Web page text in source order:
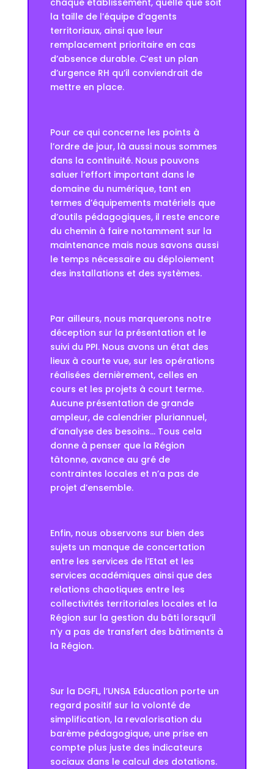
chaque établissement, quelle que soit
la taille de l’équipe d’agents
territoriaux, ainsi que leur
remplacement prioritaire en cas
d’absence durable. C’est un plan
d’urgence RH qu’il conviendrait de
mettre en place.
Pour ce qui concerne les points à
l’ordre de jour, là aussi nous sommes
dans la continuité. Nous pouvons
saluer l’effort important dans le
domaine du numérique, tant en
termes d’équipements matériels que
d’outils pédagogiques, il reste encore
du chemin à faire notamment sur la
maintenance mais nous savons aussi
le temps nécessaire au déploiement
des installations et des systèmes.
Par ailleurs, nous marquerons notre
déception sur la présentation et le
suivi du PPI. Nous avons un état des
lieux à courte vue, sur les opérations
réalisées dernièrement, celles en
cours et les projets à court terme.
Aucune présentation de grande
ampleur, de calendrier pluriannuel,
d’analyse des besoins… Tous cela
donne à penser que la Région
tâtonne, avance au gré de
contraintes locales et n’a pas de
projet d’ensemble.
Enfin, nous observons sur bien des
sujets un manque de concertation
entre les services de l’Etat et les
services académiques ainsi que des
relations chaotiques entre les
collectivités territoriales locales et la
Région sur la gestion du bâti lorsqu’il
n’y a pas de transfert des bâtiments à
la Région.
Sur la DGFL, l’UNSA Education porte un
regard positif sur la volonté de
simplification, la revalorisation du
barème pédagogique, une prise en
compte plus juste des indicateurs
sociaux dans le calcul des dotations.